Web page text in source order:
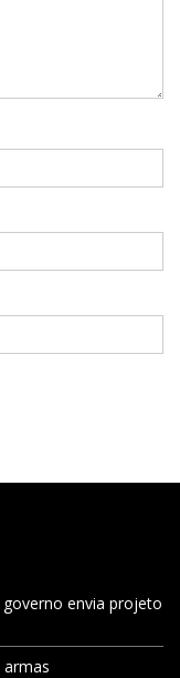
envia projeto